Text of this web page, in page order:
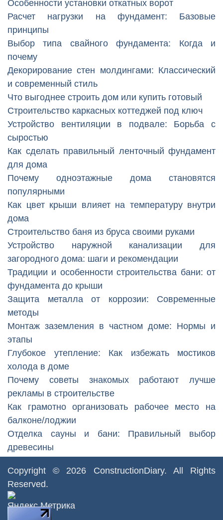
Особенности установки откатных ворот
Расчет нагрузки на фундамент: Базовые
принципы
Выбор типа свайного фундамента: Когда и
почему
Декорирование стен молдингами: Классический
и современный стиль
Что выгоднее строить дом или купить готовый
Строительство каркасных коттеджей под ключ
Устройство вентиляции в подвале: Борьба с
сыростью
Как сделать правильный ленточный фундамент
для дома
Почему одноэтажные дома становятся
популярными
Как цвет крыши влияет на температуру внутри
дома
Строительство баня из бруса своими руками
Устройство наружной канализации для
загородного дома: шаги и рекомендации
Традиции и особенности строительства бани: от
фундамента до крыши
Защита металла от коррозии: Современные
методы
Монтаж заземления в частном доме: Нормы и
этапы
Глубокое утепление: Как избежать мостиков
холода в доме
Почему советы знакомых работают лучше
рекламы в строительстве
Как грамотно организовать рабочее место на
балконе/лоджии
Отделка сауны и бани: Правильный выбор
древесины
Copyright © 2026 ConstructionDiary. All Rights
Reserved.